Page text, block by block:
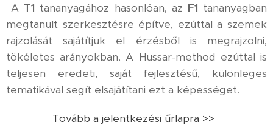
A T1 tananyagához hasonlóan, az F1 tananyagban
megtanult szerkesztésre építve, ezúttal a szemek
rajzolását sajátítjuk el érzésből is megrajzolni,
tökéletes arányokban. A Hussar-method ezúttal is
teljesen eredeti, saját fejlesztésű, különleges
tematikával segít elsajátítani ezt a képességet.
Tovább a jelentkezési űrlapra >>